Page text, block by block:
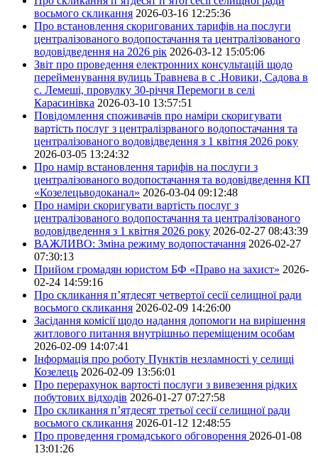
восьмого скликання 2026-03-16 12:25:36
Про встановлення скоригованих тарифів на послуги
централізованого водопостачання та централізованого
водовідведення на 2026 рік 2026-03-12 15:05:06
Звіт про проведення електронних консультацій щодо
перейменування вулиць Травнева в с .Новики, Садова в
с. Лемеші, провулку 30-річчя Перемоги в селі
Карасинівка 2026-03-10 13:57:51
Повідомлення споживачів про наміри скоригувати
вартість послуг з централізрваного водопостачання та
централізованого водовідведення з 1 квітня 2026 року
2026-03-05 13:24:32
Про намір встановлення тарифів на послуги з
централізованого водопостачання та водовідведення КП
«Козелецьводоканал» 2026-03-04 09:12:48
Про наміри скоригувати вартість послуг з
централізованого водопостачання та централізованого
водовідведення з 1 квітня 2026 року 2026-02-27 08:43:39
ВАЖЛИВО: Зміна режиму водопостачання 2026-02-27
07:30:13
Прийом громадян юристом БФ «Право на захист» 2026-
02-24 14:59:16
Про скликання п’ятдесят четвертої сесії селищної ради
восьмого скликання 2026-02-09 14:26:00
Засідання комісії щодо надання допомоги на вирішення
житлового питання внутрішньо переміщеним особам
2026-02-09 14:07:41
Інформація про роботу Пунктів незламності у селищі
Козелець 2026-02-09 13:56:01
Про перерахунок вартості послуги з вивезення рідких
побутових відходів 2026-01-27 07:27:58
Про скликання п’ятдесят третьої сесії селищної ради
восьмого скликання 2026-01-12 12:48:55
Про проведення громадського обговорення 2026-01-08
13:01:26